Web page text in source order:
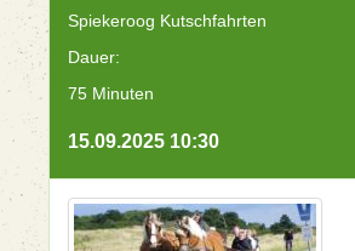
Spiekeroog Kutschfahrten
Dauer:
75 Minuten
15.09.2025 10:30